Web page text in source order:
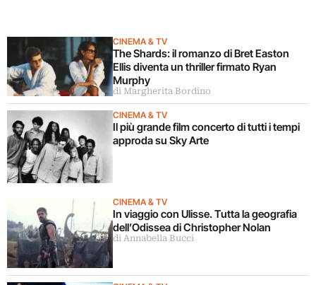
CINEMA & TV
The Shards: il romanzo di Bret Easton
Ellis diventa un thriller firmato Ryan
Murphy
di Margherita Bordino
CINEMA & TV
Il più grande film concerto di tutti i tempi
approda su Sky Arte
CINEMA & TV
In viaggio con Ulisse. Tutta la geografia
dell’Odissea di Christopher Nolan
di Annabella Bucci